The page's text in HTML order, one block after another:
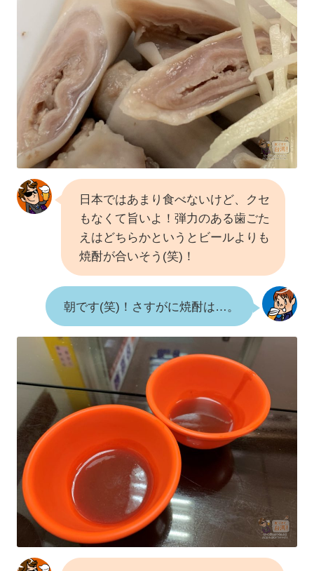
日本ではあまり食べないけど、クセ
もなくて旨いよ！弾力のある歯ごた
えはどちらかというとビールよりも
焼酎が合いそう(笑)！
朝です(笑)！さすがに焼酎は…。